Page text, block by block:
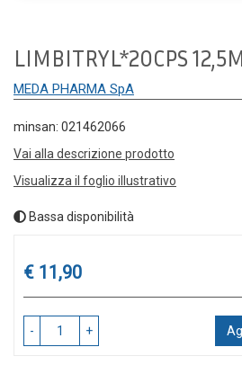
LIMBITRYL*20CPS
MEDA PHARMA SpA
minsan: 021462066
Vai alla descrizione prodotto
Visualizza il foglio illustrativo
Bassa disponibilità
Prezzo
€ 11,90
- +